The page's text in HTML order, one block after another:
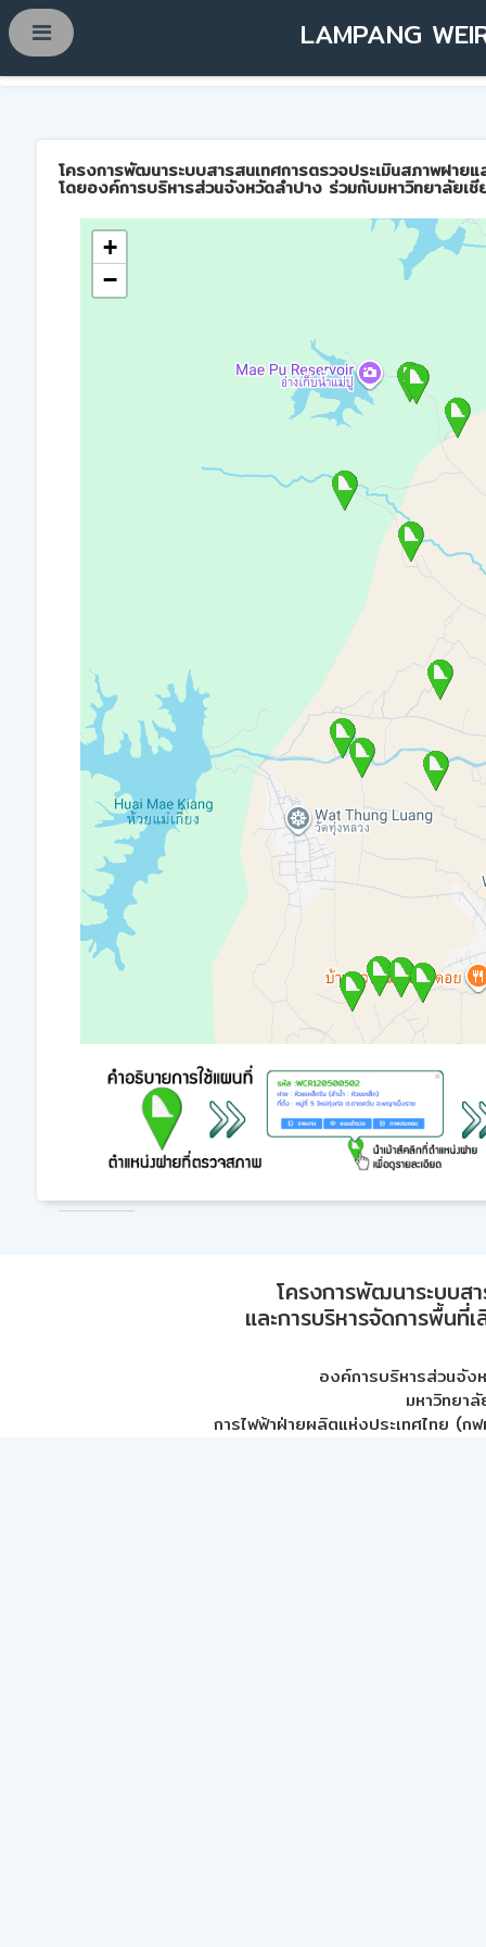
LAMPANG
โครงการพัฒนาระบบสารสนเทศการตรวจประเมินสภาพฝาย
โดยองค์การบริหารส่วนจังหวัดลำปาง ร่วมกับมหาวิทยาลัยเชี
+
−
โครงการพัฒนาระบบส
และการบริหารจัดการพื้นที่
องค์การบริหารส่วนจัง
มหาวิทยา
การไฟฟ้าฝ่ายผลิตแห่งประเทศไทย (กฟ